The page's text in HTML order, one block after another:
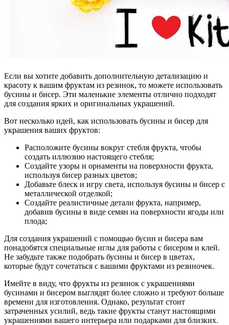
Если вы хотите добавить дополнительную детализацию и
красоту к вашим фруктам из резинок, то можете использовать
бусины и бисер. Эти маленькие элементы отлично подходят
для создания ярких и оригинальных украшений.
Вот несколько идей, как использовать бусины и бисер для
украшения ваших фруктов:
Расположите бусины вокруг стебля фрукта, чтобы
создать иллюзию настоящего стебля;
Создайте узоры и орнаменты на поверхности фрукта,
используя бисер разных цветов;
Добавьте блеск и игру света, используя бусины и бисер с
металлической отделкой;
Создайте реалистичные детали фрукта, например,
добавив бусины в виде семян на поверхности ягоды или
плода;
Для создания украшений с помощью бусин и бисера вам
понадобятся специальные иглы для работы с бисером и клей.
Не забудьте также подобрать бусины и бисер в цветах,
которые будут сочетаться с вашими фруктами из резиночек.
Имейте в виду, что фрукты из резинок с украшениями
бусинами и бисером выглядят более сложно и требуют больше
времени для изготовления. Однако, результат стоит
затраченных усилий, ведь такие фрукты станут настоящими
украшениями вашего интерьера или подарками для близких.